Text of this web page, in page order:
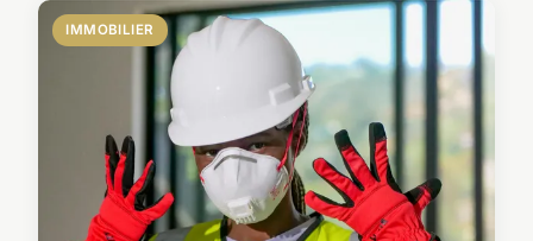
IMMOBILIER